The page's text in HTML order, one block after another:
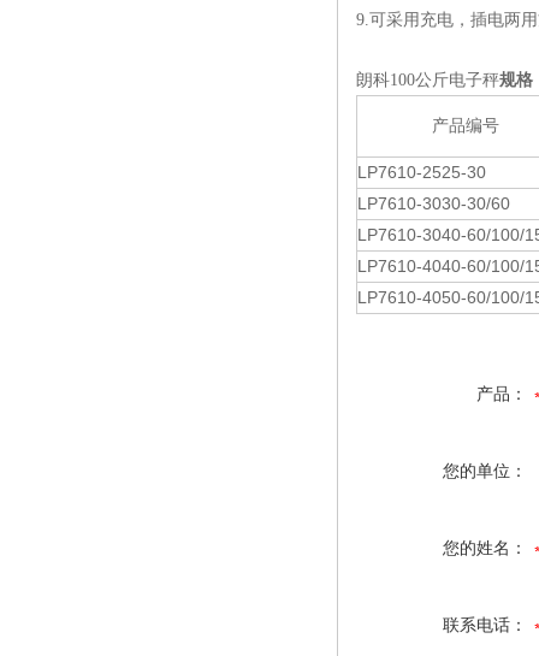
9.可采用充电，插电两
朗科100公斤电子秤规格
产品编号
LP7610-2525-30
LP7610-3030-30/60
LP7610-3040-60/100/
LP7610-4040-60/100/
LP7610-4050-60/100/
产品：
您的单位：
您的姓名：
联系电话：